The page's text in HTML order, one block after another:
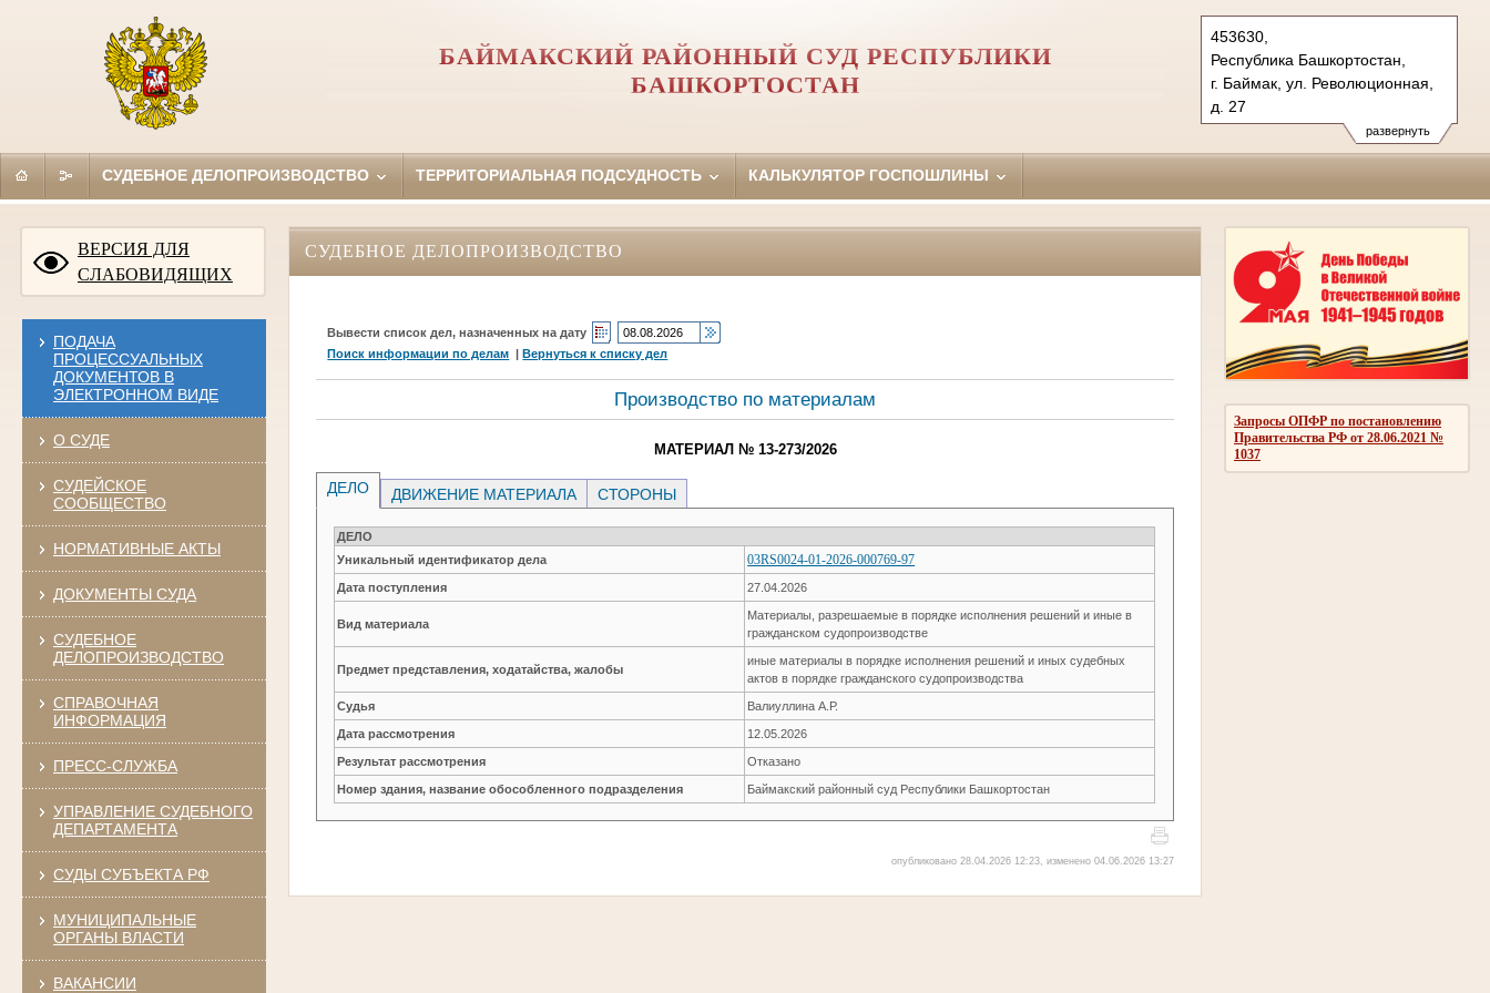
развернуть
453630,
Республика Башкортостан,
г. Баймак, ул. Революционная,
д. 27
Тел.: (34751) 3-19-70, 3-12-33
baimaksky.bkr@sudrf.ru
показать на карте
БАЙМАКСКИЙ РАЙОННЫЙ СУД РЕСПУБЛИКИ
БАШКОРТОСТАН
СУДЕБНОЕ ДЕЛОПРОИЗВОДСТВО ТЕРРИТОРИАЛЬНАЯ ПОДСУДНОСТЬ КАЛЬКУЛЯТОР ГОСПОШЛИНЫ
ВЕРСИЯ ДЛЯ
СЛАБОВИДЯЩИХ
ПОДАЧА
ПРОЦЕССУАЛЬНЫХ
ДОКУМЕНТОВ В
ЭЛЕКТРОННОМ ВИДЕ
О СУДЕ
СУДЕЙСКОЕ
СООБЩЕСТВО
НОРМАТИВНЫЕ АКТЫ
ДОКУМЕНТЫ СУДА
СУДЕБНОЕ
ДЕЛОПРОИЗВОДСТВО
СПРАВОЧНАЯ
ИНФОРМАЦИЯ
ПРЕСС-СЛУЖБА
УПРАВЛЕНИЕ СУДЕБНОГО
ДЕПАРТАМЕНТА
СУДЫ СУБЪЕКТА РФ
МУНИЦИПАЛЬНЫЕ
ОРГАНЫ ВЛАСТИ
ВАКАНСИИ
Запросы ОПФР по постановлению
Правительства РФ от 28.06.2021 №
1037
СУДЕБНОЕ ДЕЛОПРОИЗВОДСТВО
Вывести список дел, назначенных на дату
Поиск информации по делам |Вернуться к списку дел
Производство по материалам
МАТЕРИАЛ № 13-273/2026
ДЕЛО ДВИЖЕНИЕ МАТЕРИАЛА СТОРОНЫ
ДЕЛО
Уникальный идентификатор дела
03RS0024-01-2026-000769-97
Дата поступления 27.04.2026
Вид материала
Материалы, разрешаемые в порядке исполнения решений и иные в
гражданском судопроизводстве
Предмет представления, ходатайства, жалобы
иные материалы в порядке исполнения решений и иных судебных
актов в порядке гражданского судопроизводства
Судья Валиуллина А.Р.
Дата рассмотрения 12.05.2026
Результат рассмотрения Отказано
Номер здания, название обособленного подразделения Баймакский районный суд Республики Башкортостан
опубликовано 28.04.2026 12:23, изменено 04.06.2026 13:27